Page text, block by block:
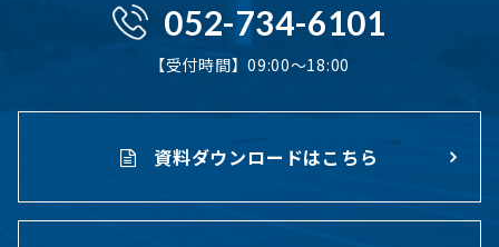
052-734-6101
【受付時間】09:00〜18:00
資料ダウンロードはこちら